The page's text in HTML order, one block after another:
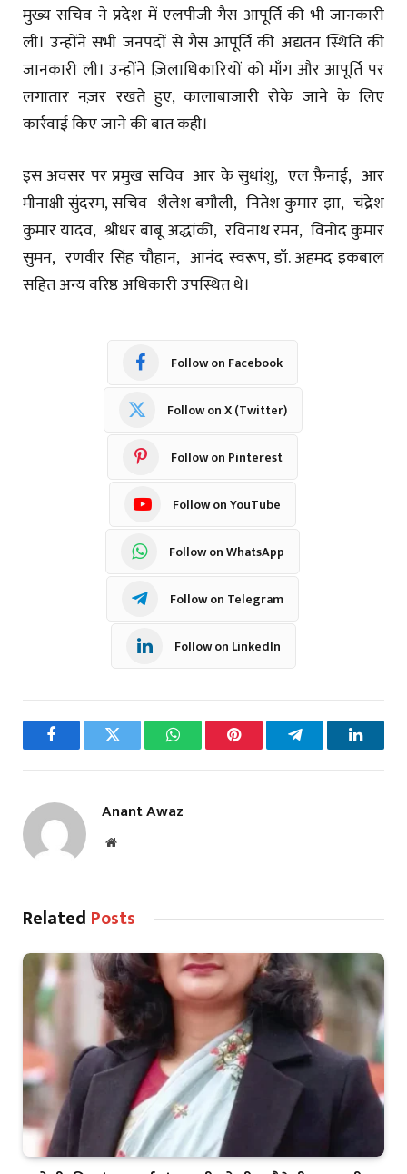
मुख्य सचिव ने प्रदेश में एलपीजी गैस आपूर्ति की भी जानकारी
ली। उन्होंने सभी जनपदों से गैस आपूर्ति की अद्यतन स्थिति की
जानकारी ली। उन्होंने ज़िलाधिकारियों को माँग और आपूर्ति पर
लगातार नज़र रखते हुए, कालाबाजारी रोके जाने के लिए
कार्रवाई किए जाने की बात कही।
इस अवसर पर प्रमुख सचिव आर के सुधांशु, एल फ़ैनाई, आर
मीनाक्षी सुंदरम, सचिव शैलेश बगौली, नितेश कुमार झा, चंद्रेश
कुमार यादव, श्रीधर बाबू अद्धांकी, रविनाथ रमन, विनोद कुमार
सुमन, रणवीर सिंह चौहान, आनंद स्वरूप, डॉ. अहमद इकबाल
सहित अन्य वरिष्ठ अधिकारी उपस्थित थे।
Follow on Facebook
Follow on X (Twitter)
Follow on Pinterest
Follow on YouTube
Follow on WhatsApp
Follow on Telegram
Follow on LinkedIn
FacebookTwitter WhatsAppPinterest Telegram
Anant Awaz
Website
Related Posts